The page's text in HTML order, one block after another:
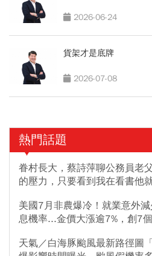
2026-06-24
貨架才是底牌
2026-07-08
熱門話題
眷村長大，蔡詩萍聊公務員老
的壓力，只要看到我在看書他
美國7月非農爆冷！就業意外
息機率...金價大漲逾7%，創7
天氣／白海豚颱風最新路徑圖